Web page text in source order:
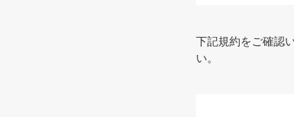
下記規約をご確認
い。